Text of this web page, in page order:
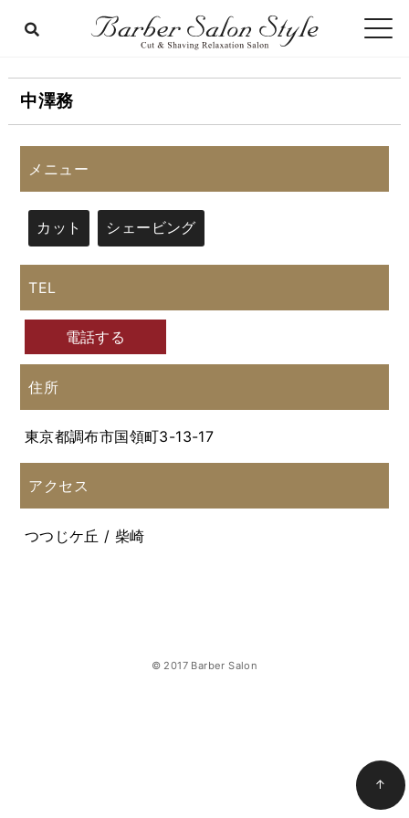
中澤務
メニュー
カット シェービング
TEL
電話する
住所
東京都調布市国領町3-13-17
アクセス
つつじケ丘 / 柴崎
© 2017 Barber Salon
↑